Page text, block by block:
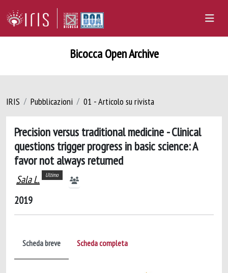
Bicocca Open Archive
IRIS Pubblicazioni 01 - Articolo su rivista
Precision versus traditional medicine - Clinical
questions trigger progress in basic science: A
favor not always returned
Sala L. Ultimo
2019
Scheda breve Scheda completa